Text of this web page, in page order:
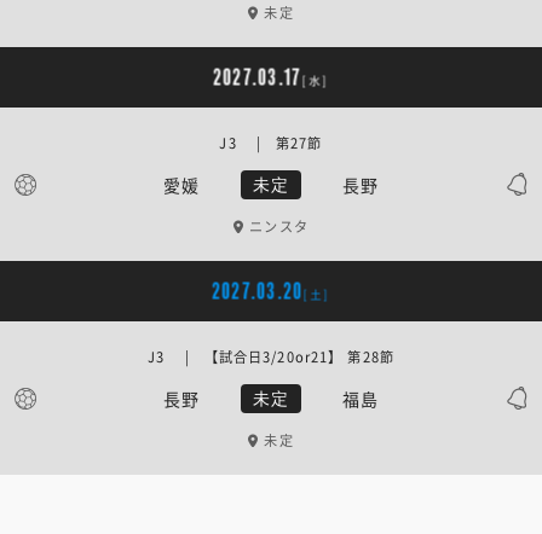
未定
2027.03.17[水]
愛媛 未定 長野
J3 | 第27節
ニンスタ
2027.03.20[土]
長野 未定 福島
J3 | 【試合日3/20or21】 第28節
未定